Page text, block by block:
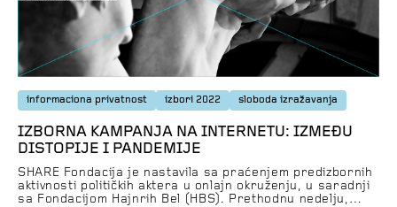
informaciona privatnost izbori 2022 sloboda izražavanja
IZBORNA KAMPANJA NA INTERNETU: IZMEĐU
DISTOPIJE I PANDEMIJE
SHARE Fondacija je nastavila sa praćenjem predizbornih
aktivnosti političkih aktera u onlajn okruženju, u saradnji
sa Fondacijom Hajnrih Bel (HBS). Prethodnu nedelju,